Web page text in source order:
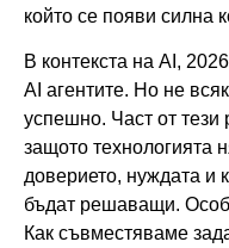
който се появи силна
В контекста на AI,
AI агентите. Но не
успешно. Част от
защото технологията
доверието, нуждата и
бъдат решаващи.
Как съвместяваме